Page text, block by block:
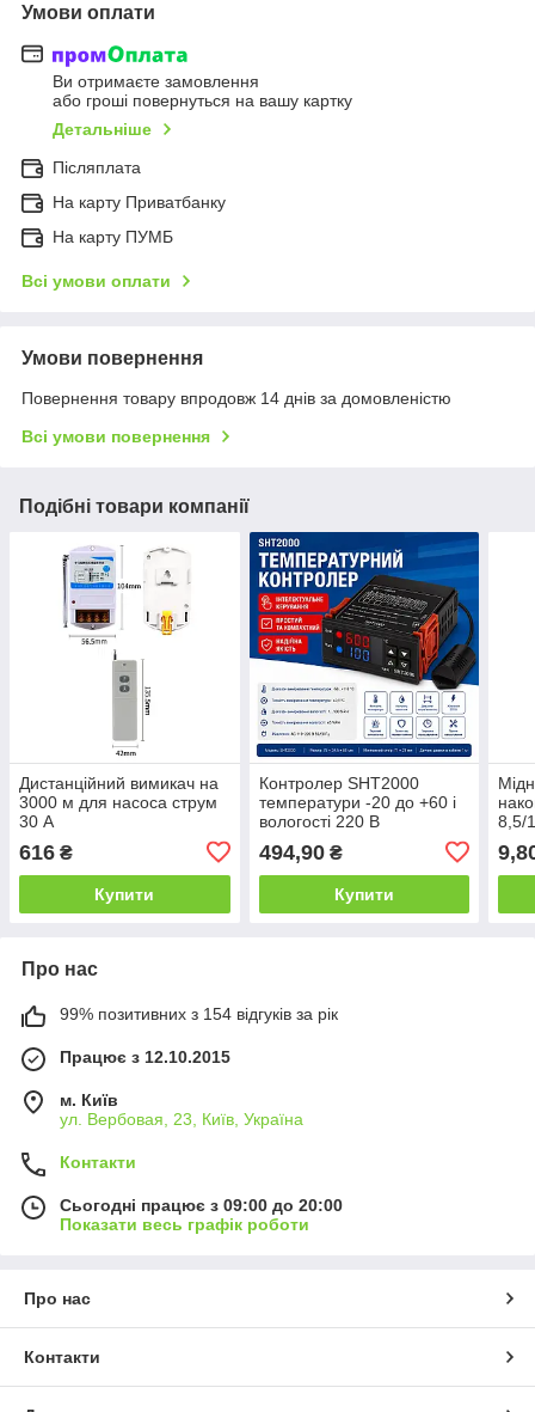
Умови оплати
Ви отримаєте замовлення
або гроші повернуться на вашу картку
Детальніше
Післяплата
На карту Приватбанку
На карту ПУМБ
Всі умови оплати
Умови повернення
Повернення товару впродовж 14 днів за домовленістю
Всі умови повернення
Подібні товари компанії
Дистанційний вимикач на
3000 м для насоса струм
30 А
616 ₴
Купити
Контролер SHT2000
температури -20 до +60 і
вологості 220 В
494,90₴
Купити
8,5/
Про нас
99% позитивних з 154 відгуків за рік
Працює з 12.10.2015
м. Київ
ул. Вербовая, 23, Київ, Україна
Контакти
Сьогодні працює з 09:00 до 20:00
Показати весь графік роботи
Про нас
Контакти